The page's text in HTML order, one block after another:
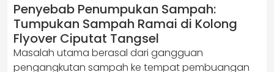
Penyebab Penumpukan Sampah:
Tumpukan Sampah Ramai di Kolong
Flyover Ciputat Tangsel
Masalah utama berasal dari gangguan
pengangkutan sampah ke tempat pembuangan